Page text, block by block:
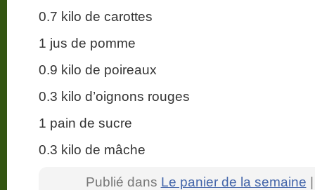
0.7 kilo de carottes
1 jus de pomme
0.9 kilo de poireaux
0.3 kilo d’oignons rouges
1 pain de sucre
0.3 kilo de mâche
Publié dans Le panier de la semaine